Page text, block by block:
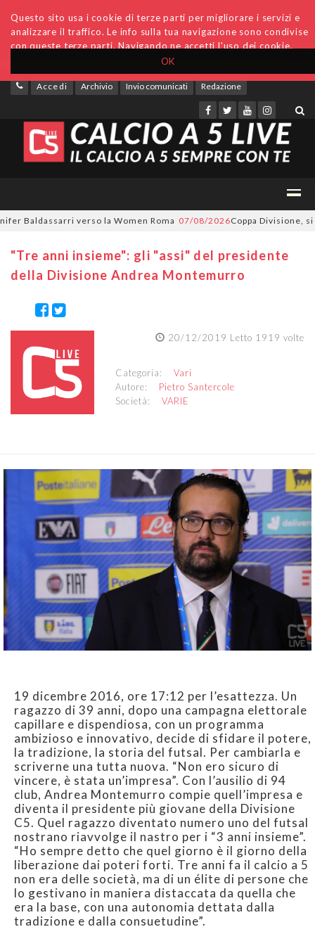
OK
Questo sito usa i cookie di terze parti per migliorare i servizi e
analizzare il traffico. Le info sulla tua navigazione sono condivise
con queste terze parti. Navigando ne accetti l'uso dei cookie.
Accedi Archivio Invio comunicati Redazione
verso la Women Roma 07/08/2026Coppa Divisione, si
"Tre anni insieme": gli "assi" del presidente
della Divisione Andrea Montemurro
20/12/2019 Letto 1919 volte
Categoria:Vari
Autore: Pietro Santercole
Società:VARIE
19 dicembre 2016, ore 17:12 per l’esattezza. Un
ragazzo di 39 anni, dopo una campagna elettorale
capillare e dispendiosa, con un programma
ambizioso e innovativo, decide di sfidare il potere,
la tradizione, la storia del futsal. Per cambiarla e
scriverne una tutta nuova. “Non ero sicuro di
vincere, è stata un’impresa”. Con l’ausilio di 94
club, Andrea Montemurro compie quell’impresa e
diventa il presidente più giovane della Divisione
C5. Quel ragazzo diventato numero uno del futsal
nostrano riavvolge il nastro per i “3 anni insieme”.
“Ho sempre detto che quel giorno è il giorno della
liberazione dai poteri forti. Tre anni fa il calcio a 5
non era delle società, ma di un élite di persone che
lo gestivano in maniera distaccata da quella che
era la base, con una autonomia dettata dalla
tradizione e dalla consuetudine”.